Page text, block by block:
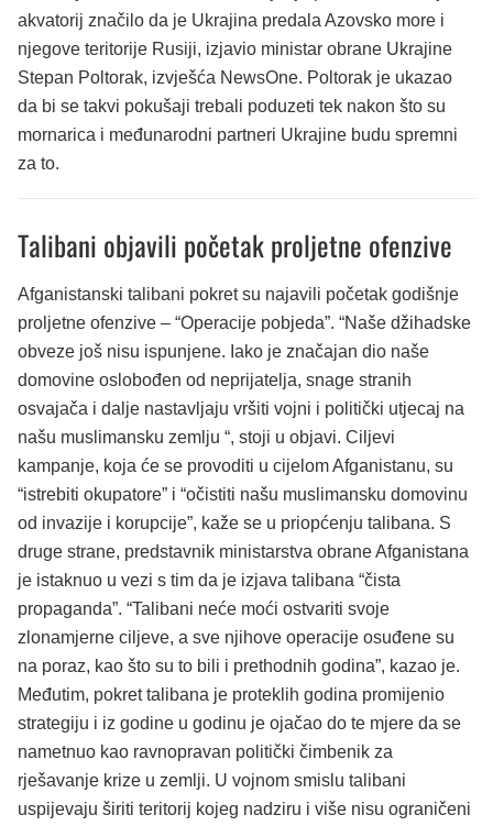
akvatorij značilo da je Ukrajina predala Azovsko more i
njegove teritorije Rusiji, izjavio ministar obrane Ukrajine
Stepan Poltorak, izvješća NewsOne. Poltorak je ukazao
da bi se takvi pokušaji trebali poduzeti tek nakon što su
mornarica i međunarodni partneri Ukrajine budu spremni
za to.
Talibani objavili početak proljetne ofenzive
Afganistanski talibani pokret su najavili početak godišnje
proljetne ofenzive – “Operacije pobjeda”. “Naše džihadske
obveze još nisu ispunjene. Iako je značajan dio naše
domovine oslobođen od neprijatelja, snage stranih
osvajača i dalje nastavljaju vršiti vojni i politički utjecaj na
našu muslimansku zemlju “, stoji u objavi. Ciljevi
kampanje, koja će se provoditi u cijelom Afganistanu, su
“istrebiti okupatore” i “očistiti našu muslimansku domovinu
od invazije i korupcije”, kaže se u priopćenju talibana. S
druge strane, predstavnik ministarstva obrane Afganistana
je istaknuo u vezi s tim da je izjava talibana “čista
propaganda”. “Talibani neće moći ostvariti svoje
zlonamjerne ciljeve, a sve njihove operacije osuđene su
na poraz, kao što su to bili i prethodnih godina”, kazao je.
Međutim, pokret talibana je proteklih godina promijenio
strategiju i iz godine u godinu je ojačao do te mjere da se
nametnuo kao ravnopravan politički čimbenik za
rješavanje krize u zemlji. U vojnom smislu talibani
uspijevaju širiti teritorij kojeg nadziru i više nisu ograničeni